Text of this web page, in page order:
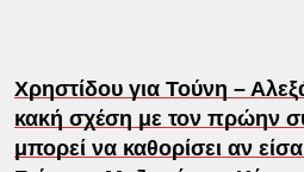
Χρηστίδου για Τούνη –
κακή σχέση με τον πρώην
μπορεί να καθορίσει αν